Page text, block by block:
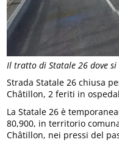
Il tratto di Statale 26 dove
Strada Statale 26 chiusa
Châtillon, 2 feriti in
La Statale 26 è
80,900, in territorio
Châtillon, nei pressi del